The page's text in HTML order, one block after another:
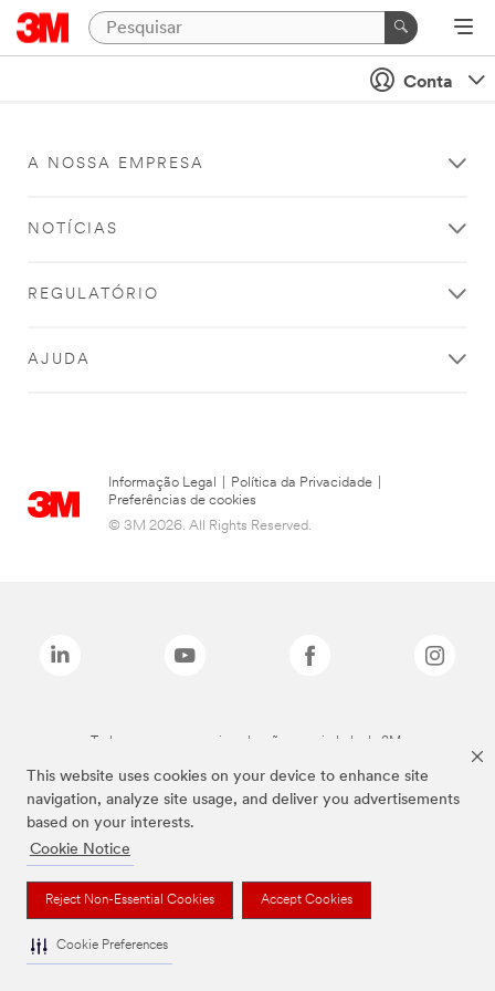
This website uses cookies on your device to enhance site
navigation, analyze site usage, and deliver you advertisements
based on your interests.
Cookie Notice
Reject Non-Essential Cookies Accept Cookies
Cookie Preferences
Conta
A NOSSA EMPRESA
NOTÍCIAS
REGULATÓRIO
AJUDA
Informação Legal Política da Privacidade
Preferências de cookies
© 3M 2026. All Rights Reserved.
Todas as marcas mencionadas são propriedade da 3M.